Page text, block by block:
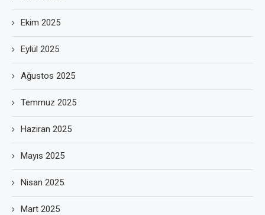
Ekim 2025
Eylül 2025
Ağustos 2025
Temmuz 2025
Haziran 2025
Mayıs 2025
Nisan 2025
Mart 2025